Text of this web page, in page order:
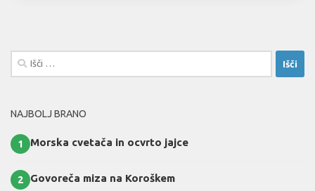
Išči:
NAJBOLJ BRANO
1 Morska cvetača in ocvrto jajce
2 Govoreča miza na Koroškem